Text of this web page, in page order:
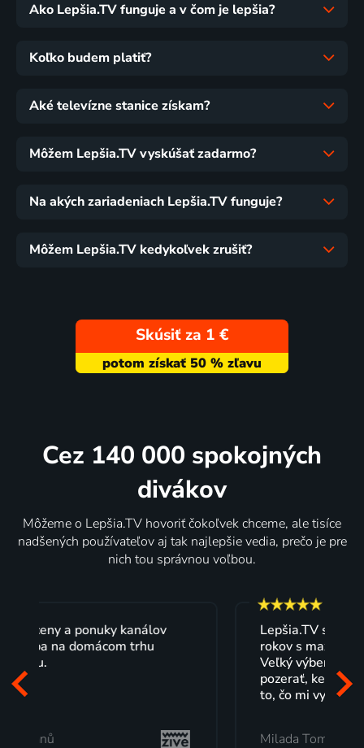
Ako Lepšia.TV funguje a v čom je lepšia?
Koľko budem platiť?
Aké televízne stanice získam?
Môžem Lepšia.TV vyskúšať zadarmo?
Na akých zariadeniach Lepšia.TV funguje?
Môžem Lepšia.TV kedykoľvek zrušiť?
Skúsiť za 1 €
Cez 140 000 spokojných
divákov
Môžeme o Lepšia.TV hovoriť čokoľvek chceme, ale tisíce
nadšených používateľov aj tak najlepšie vedia, prečo je pre
nich tou správnou voľbou.
Lepšia.TV sledujem už niekoľko
rokov s maximálnou spokojnosťou.
Veľký výber programov a možnosť
pozerať, kedy sa mi hodí, je presne
Milada Tomešová